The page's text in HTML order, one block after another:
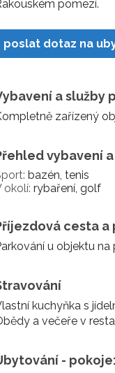
pomezí.
poslat dotaz na
a služby
zařízený
vybavení
bazén, tenis
okolí: rybaření, golf
cesta a
u objektu
kuchyňka s
a večeře v
- pokoje: